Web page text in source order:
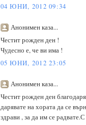
04 ЮНИ, 2012 09:34
Анонимен каза...
Честит рожден ден !
Чудесно е, че ви има !
05 ЮНИ, 2012 23:05
Анонимен каза...
Честит рожден ден
дарявате на хората да се
здрави , за да им се